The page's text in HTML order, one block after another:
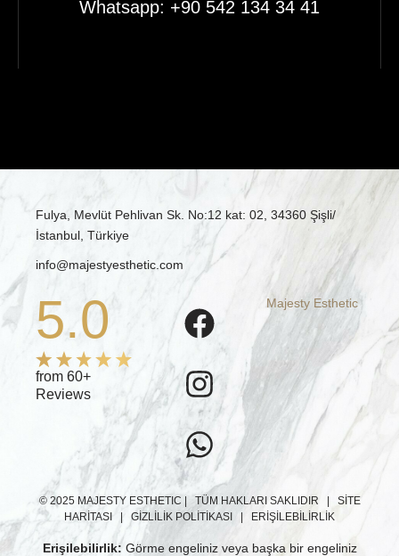
Whatsapp: +90 542 134 34 41
Fulya, Mevlüt Pehlivan Sk. No:12 kat: 02, 34360 Şişli/
İstanbul, Türkiye
info@majestyesthetic.com
5.0
from 60+
Reviews
Majesty Esthetic
© 2025 MAJESTY ESTHETIC | TÜM HAKLARI SAKLIDIR | SITE
HARITASI | GIZLILIK POLITIKASI | ERIŞILEBILIRLIK
Erişilebilirlik: Görme engeliniz veya başka bir engeliniz